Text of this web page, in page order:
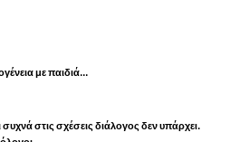
με παιδιά...
στις σχέσεις διάλογος δεν υπάρχει.